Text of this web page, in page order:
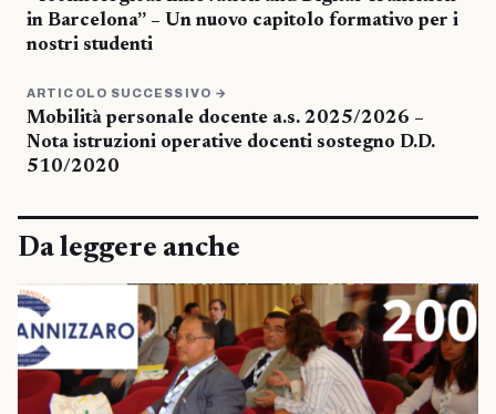
in Barcelona” – Un nuovo capitolo formativo per i
nostri studenti
ARTICOLO SUCCESSIVO →
Mobilità personale docente a.s. 2025/2026 –
Nota istruzioni operative docenti sostegno D.D.
510/2020
Da leggere anche